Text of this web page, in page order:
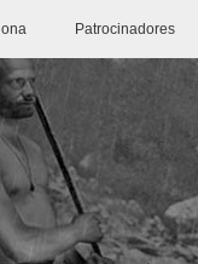
Patrocinadores